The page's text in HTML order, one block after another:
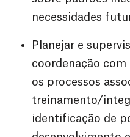
necessidades
Planejar e
coordenação
os processos
treinamento/
identificação de